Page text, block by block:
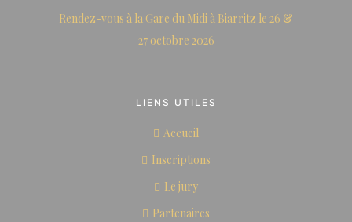
Rendez-vous à la Gare du Midi à Biarritz le 26 &
27 octobre 2026
LIENS UTILES
Accueil
Inscriptions
Le jury
Partenaires